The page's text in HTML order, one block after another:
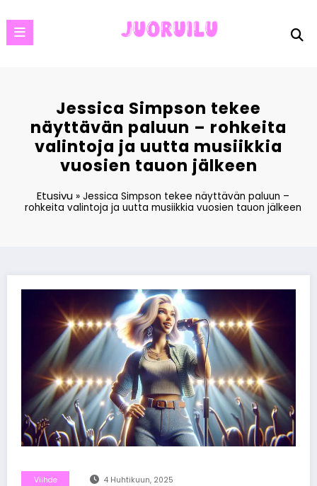
to
content
Jessica Simpson tekee
näyttävän paluun – rohkeita
valintoja ja uutta musiikkia
vuosien tauon jälkeen
Etusivu »Jessica Simpson tekee näyttävän paluun –
rohkeita valintoja ja uutta musiikkia vuosien tauon jälkeen
Viihde 4 Huhtikuun, 2025